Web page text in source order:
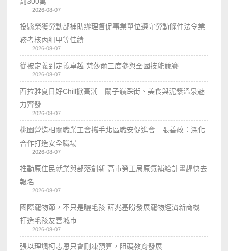
2026-08-07
投縣榮獲勞動部補助辦理督促事業單位遵守勞動條件法令業
務考核丙組甲等佳績
2026-08-07
從被定義到定義卓越 梵莎爾三度參與全國技能競賽
2026-08-07
西拉雅夏日好Chill掀高潮 關子嶺踩街、美食與泥漿溫泉魅
力齊發
2026-08-07
桃園營造相關職業工會攜手北區職安促進會 張善政：深化
合作打造安全職場
2026-08-07
推動原住民就業與部落創新 高市勞工局原氣補給計畫趕快去
報名
2026-08-07
國際寵物節，不只是曬毛孩 薛兆基盼發展寵物經濟新商機
打造毛孩友善城市
2026-08-07
張以理諷柯志恩只會刪凍預算，阻礙教育發展